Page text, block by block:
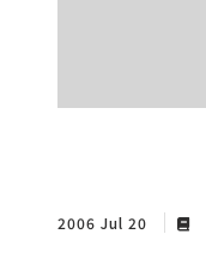
2006 Jul 20